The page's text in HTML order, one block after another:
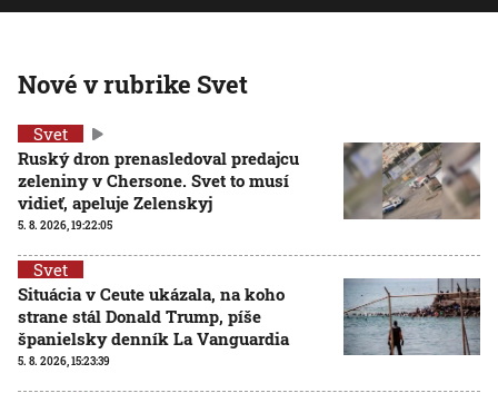
Nové v rubrike Svet
Svet
Ruský dron prenasledoval predajcu
zeleniny v Chersone. Svet to musí
vidieť, apeluje Zelenskyj
5. 8. 2026, 19:22:05
Svet
Situácia v Ceute ukázala, na koho
strane stál Donald Trump, píše
španielsky denník La Vanguardia
5. 8. 2026, 15:23:39